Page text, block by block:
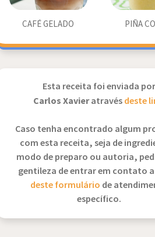
CAFÉ GELADO PIÑA
Esta receita foi enviada por
Carlos Xavieratravésdeste
Caso tenha encontrado algum
com esta receita, seja de
modo de preparo ou autoria,
gentileza de entrar em contato
deste formulário de
específico.